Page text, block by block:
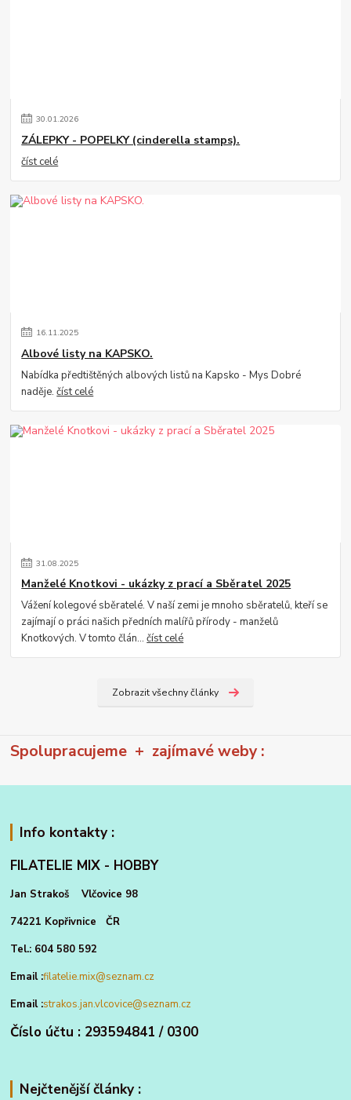
30.01.2026
ZÁLEPKY - POPELKY (cinderella stamps).
číst celé
16.11.2025
Albové listy na KAPSKO.
Nabídka předtištěných albových listů na Kapsko - Mys Dobré
naděje.číst celé
31.08.2025
Manželé Knotkovi - ukázky z prací a Sběratel 2025
Vážení kolegové sběratelé. V naší zemi je mnoho sběratelů, kteří se
zajímají o práci našich předních malířů přírody - manželů
Knotkových. V tomto člán...číst celé
Zobrazit všechny články
Spolupracujeme + zajímavé weby :
Info kontakty :
FILATELIE MIX - HOBBY
Jan Strakoš Vlčovice 98
74221 Kopřivnice ČR
Tel.: 604 580 592
Email :filatelie.mix@seznam.cz
Email :strakos.jan.vlcovice@seznam.cz
Číslo účtu : 293594841 / 0300
Nejčtenější články :